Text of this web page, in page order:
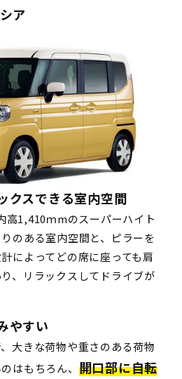
ア
クスできる室内空間
高1,410ｍmのスーパーハイト
のある室内空間と、ピラーを
によってどの席に座っても肩
、リラックスしてドライブが
やすい
大きな荷物や重さのある荷物
はもちろん、 開口部に自転